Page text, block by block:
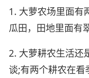
1. 大萝农场里面有
瓜田，田地里面有
2. 大萝耕农生活还
谈;有两个耕农在看